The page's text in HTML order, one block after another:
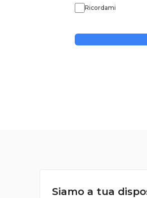
Ricordami
Siamo a tua